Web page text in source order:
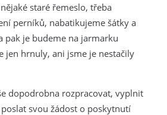
staré řemeslo, třeba
perníků, nabatikujeme šátky a
pak je budeme na jarmarku
jen hrnuly, ani jsme je nestačily
dopodrobna rozpracovat, vyplnit
svou žádost o poskytnutí